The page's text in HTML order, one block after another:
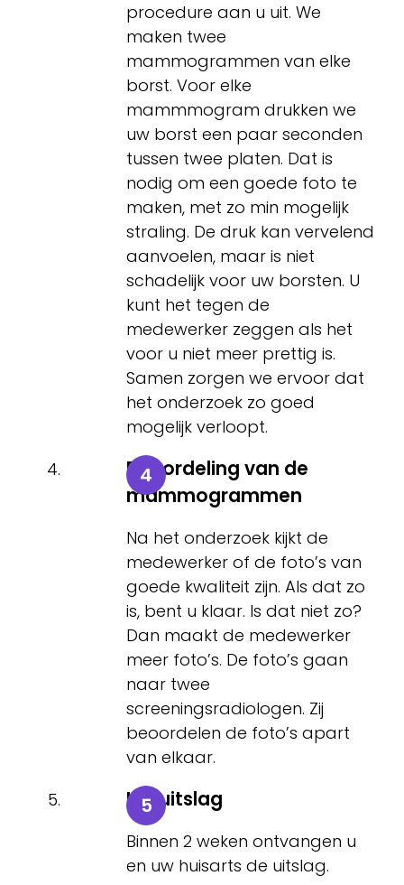
procedure aan u uit. We
maken twee
mammogrammen van elke
borst. Voor elke
mammmogram drukken we
uw borst een paar seconden
tussen twee platen. Dat is
nodig om een goede foto te
maken, met zo min mogelijk
straling. De druk kan vervelend
aanvoelen, maar is niet
schadelijk voor uw borsten. U
kunt het tegen de
medewerker zeggen als het
voor u niet meer prettig is.
Samen zorgen we ervoor dat
het onderzoek zo goed
mogelijk verloopt.
Beoordeling van de
mammogrammen
Na het onderzoek kijkt de
medewerker of de foto’s van
goede kwaliteit zijn. Als dat zo
is, bent u klaar. Is dat niet zo?
Dan maakt de medewerker
meer foto’s. De foto’s gaan
naar twee
screeningsradiologen. Zij
beoordelen de foto’s apart
van elkaar.
Uw uitslag
Binnen 2 weken ontvangen u
en uw huisarts de uitslag.